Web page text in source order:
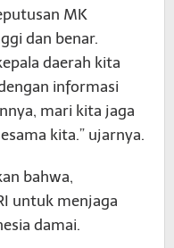
MK
dan benar.
daerah kita
informasi
mari kita jaga
kita.” ujarnya.
bahwa,
untuk menjaga
damai.